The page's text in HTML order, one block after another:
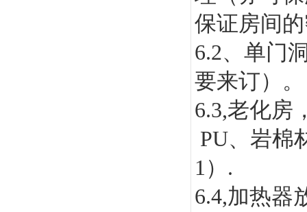
保证房间
6.2、单门
要来订）。
6.3,老化房
PU、岩棉
1 ） .
6.4,加热器